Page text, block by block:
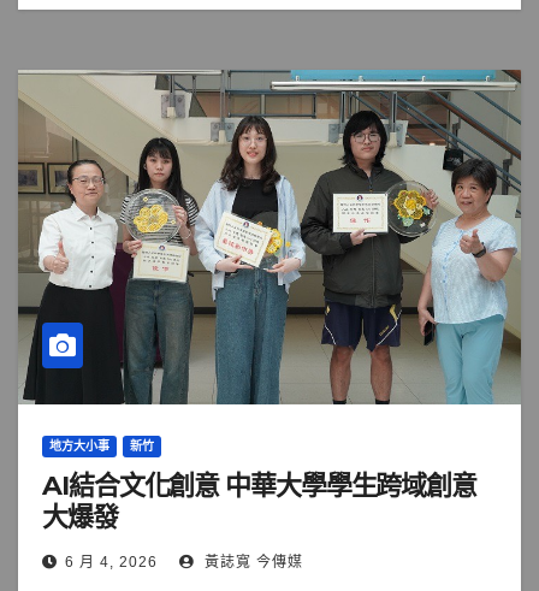
地方大小事 新竹
AI結合文化創意 中華大學學生跨域創意
大爆發
6 月 4, 2026 黃誌寬 今傳媒